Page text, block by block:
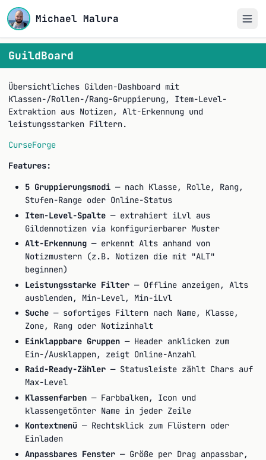
Michael Malura
GuildBoard
Übersichtliches Gilden-Dashboard mit
Klassen-/Rollen-/Rang-Gruppierung, Item-Level-
Extraktion aus Notizen, Alt-Erkennung und
leistungsstarken Filtern.
CurseForge
Features:
5 Gruppierungsmodi — nach Klasse, Rolle, Rang,
Stufen-Range oder Online-Status
Item-Level-Spalte — extrahiert iLvl aus
Gildennotizen via konfigurierbarer Muster
Alt-Erkennung — erkennt Alts anhand von
Notizmustern (z.B. Notizen die mit "ALT"
beginnen)
Leistungsstarke Filter — Offline anzeigen, Alts
ausblenden, Min-Level, Min-iLvl
Suche — sofortiges Filtern nach Name, Klasse,
Zone, Rang oder Notizinhalt
Einklappbare Gruppen — Header anklicken zum
Ein-/Ausklappen, zeigt Online-Anzahl
Raid-Ready-Zähler — Statusleiste zählt Chars auf
Max-Level
Klassenfarben — Farbbalken, Icon und
klassengetönter Name in jeder Zeile
Kontextmenü — Rechtsklick zum Flüstern oder
Einladen
Anpassbares Fenster — Größe per Drag anpassbar,